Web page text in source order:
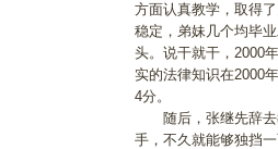
方面认真教学，取得
稳定，弟妹几个均毕
头。说干就干，2000
实的法律知识在2000
4分。
随后，张继先辞去
手，不久就能够独挡